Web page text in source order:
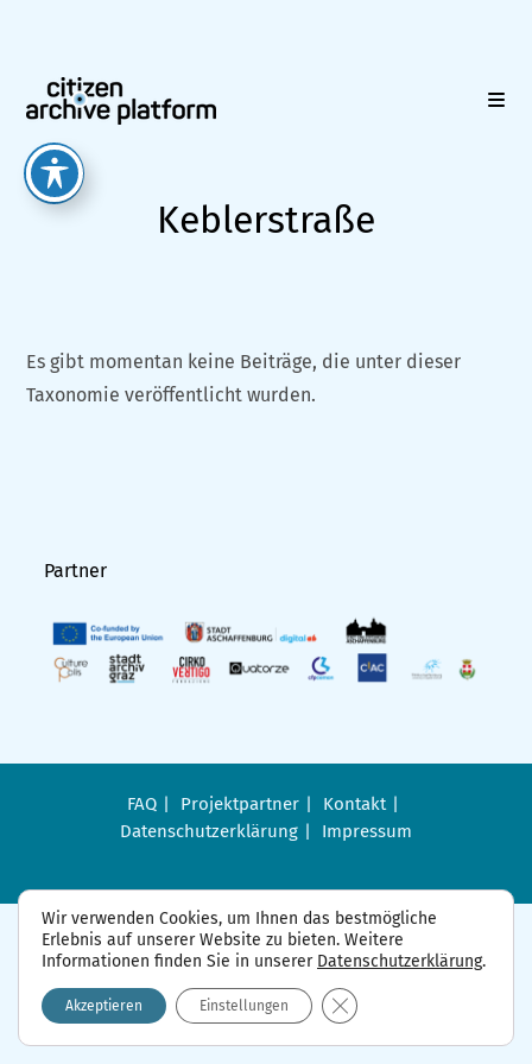
springen
Keblerstraße
Es gibt momentan keine Beiträge, die unter dieser
Taxonomie veröffentlicht wurden.
Partner
FAQ Projektpartner
Kontakt
Datenschutzerklärung
Impressum
Wir verwenden Cookies, um Ihnen das bestmögliche
Erlebnis auf unserer Website zu bieten. Weitere
Informationen finden Sie in unserer Datenschutzerklärung.
Akzeptieren Einstellungen GDPR Cookie-Banner